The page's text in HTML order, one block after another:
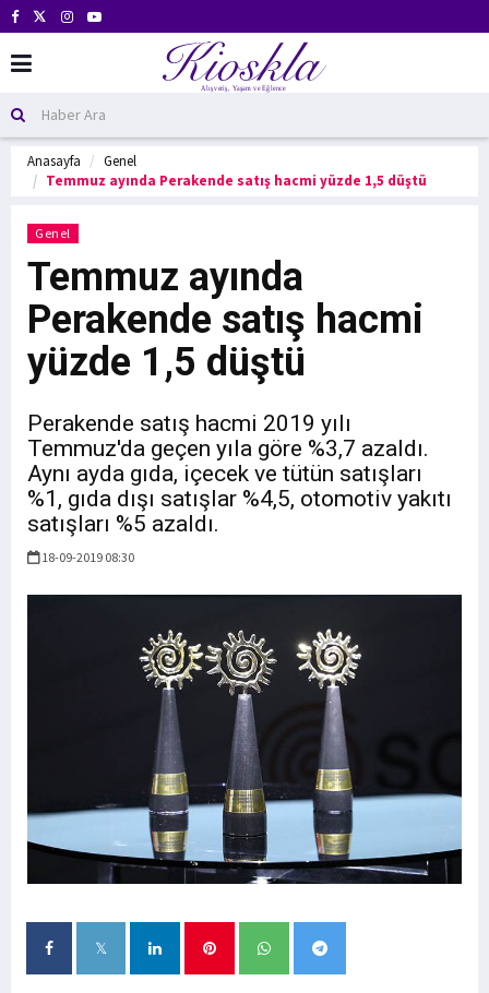
Anasayfa
Genel
Temmuz ayında Perakende satış hacmi yüzde 1,5 düştü
Genel
Temmuz ayında
Perakende satış hacmi
yüzde 1,5 düştü
Perakende satış hacmi 2019 yılı
Temmuz'da geçen yıla göre %3,7 azaldı.
Aynı ayda gıda, içecek ve tütün satışları
%1, gıda dışı satışlar %4,5, otomotiv yakıtı
satışları %5 azaldı.
18-09-2019 08:30